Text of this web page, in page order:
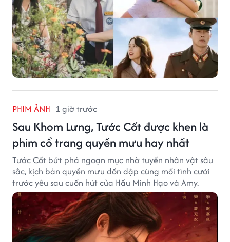
PHIM ẢNH 1 giờ trước
Sau Khom Lưng, Tước Cốt được khen là
phim cổ trang quyền mưu hay nhất
Tước Cốt bứt phá ngoạn mục nhờ tuyến nhân vật sâu
sắc, kịch bản quyền mưu dồn dập cùng mối tình cưới
trước yêu sau cuốn hút của Hầu Minh Hạo và Amy.